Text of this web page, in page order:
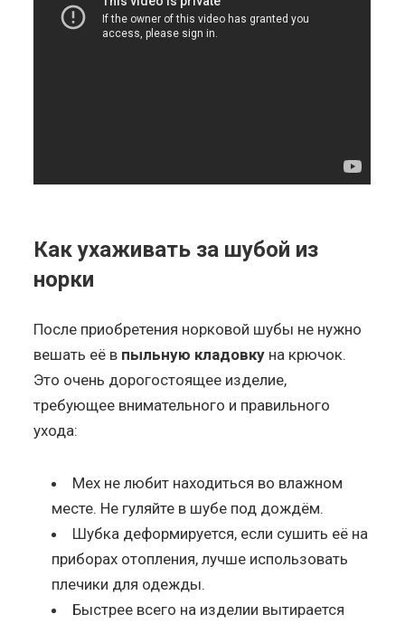
Как ухаживать за шубой из
норки
После приобретения норковой шубы не нужно
вешать её в пыльную кладовку на крючок.
Это очень дорогостоящее изделие,
требующее внимательного и правильного
ухода:
Мех не любит находиться во влажном
месте. Не гуляйте в шубе под дождём.
Шубка деформируется, если сушить её на
приборах отопления, лучше использовать
плечики для одежды.
Быстрее всего на изделии вытирается